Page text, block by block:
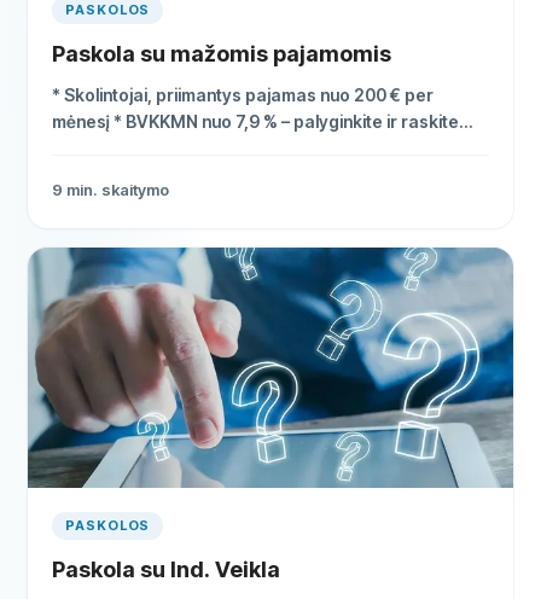
PASKOLOS
Paskola su mažomis pajamomis
* Skolintojai, priimantys pajamas nuo 200 € per
mėnesį * BVKKMN nuo 7,9 % – palyginkite ir raskite
9 min. skaitymo
PASKOLOS
Paskola su Ind. Veikla